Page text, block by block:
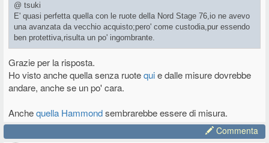
@ tsuki
E' quasi perfetta quella con le ruote della Nord Stage 76,io ne avevo
una avanzata da vecchio acquisto;pero' come custodia,pur essendo
ben protettiva,risulta un po' ingombrante.
Grazie per la risposta.
Ho visto anche quella senza ruotequie dalle misure dovrebbe
andare, anche se un po' cara.
Anchequella Hammondsembrarebbe essere di misura.
Commenta